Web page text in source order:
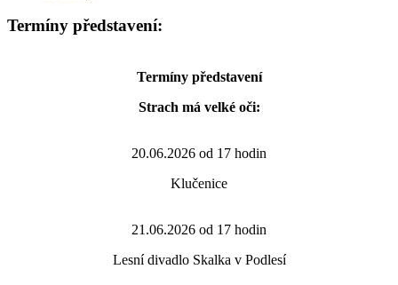
Termíny představení:
Termíny představení
Strach má velké oči:
20.06.2026 od 17 hodin
Klučenice
21.06.2026 od 17 hodin
Lesní divadlo Skalka v Podlesí